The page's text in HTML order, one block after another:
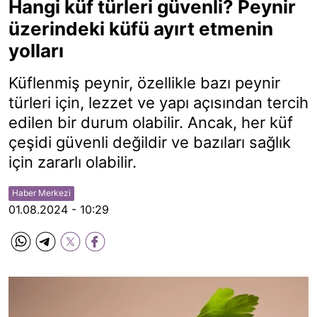
Hangi küf türleri güvenli? Peynir
üzerindeki küfü ayırt etmenin
yolları
Küflenmiş peynir, özellikle bazı peynir
türleri için, lezzet ve yapı açısından tercih
edilen bir durum olabilir. Ancak, her küf
çeşidi güvenli değildir ve bazıları sağlık
için zararlı olabilir.
Haber Merkezi
01.08.2024 - 10:29